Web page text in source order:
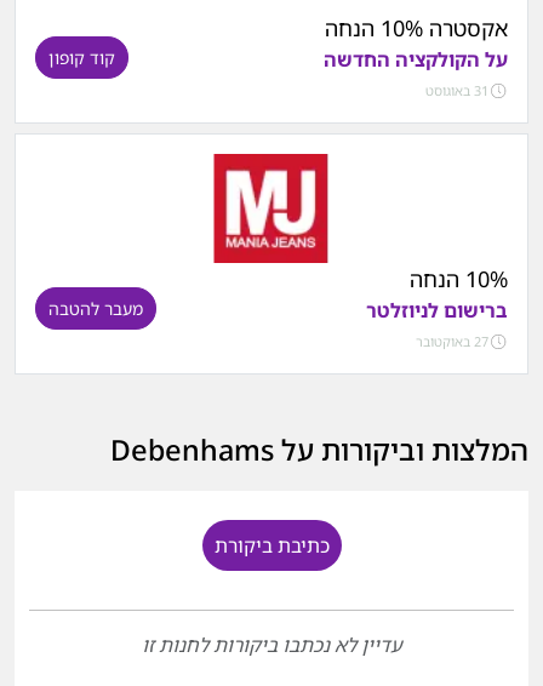
אקסטרה 10% הנחה
על הקולקציה החדשה
31 באוגוסט
קוד קופון
10% הנחה
ברישום לניוזלטר
27 באוקטובר
מעבר להטבה
המלצות וביקורות על Debenhams
כתיבת ביקורת
עדיין לא נכתבו ביקורות לחנות זו